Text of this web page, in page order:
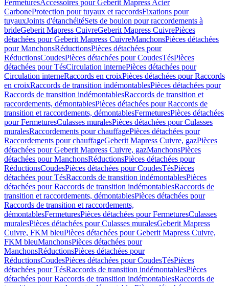
FermeturesAccessoires pour Geberit Mapress Acier
CarboneProtection pour tuyaux et raccordsFixations pour
tuyauxJoints d'étanchéitéSets de boulon pour raccordements à
brideGeberit Mapress CuivreGeberit Mapress CuivrePièces
détachées pour Geberit Mapress CuivreManchonsPièces détachées
pour ManchonsRéductionsPièces détachées pour
RéductionsCoudesPièces détachées pour CoudesTésPièces
détachées pour TésCirculation internePièces détachées pour
Circulation interneRaccords en croixPièces détachées pour Raccords
en croixRaccords de transition indémontablesPièces détachées pour
Raccords de transition indémontablesRaccords de transition et
raccordements, démontablesPièces détachées pour Raccords de
transition et raccordements, démontablesFermeturesPièces détachées
pour FermeturesCulasses muralesPièces détachées pour Culasses
muralesRaccordements pour chauffagePièces détachées pour
Raccordements pour chauffageGeberit Mapress Cuivre, gazPièces
détachées pour Geberit Mapress Cuivre, gazManchonsPièces
détachées pour ManchonsRéductionsPièces détachées pour
RéductionsCoudesPièces détachées pour CoudesTésPièces
détachées pour TésRaccords de transition indémontablesPièces
détachées pour Raccords de transition indémontablesRaccords de
transition et raccordements, démontablesPièces détachées pour
Raccords de transition et raccordements,
démontablesFermeturesPièces détachées pour FermeturesCulasses
muralesPièces détachées pour Culasses muralesGeberit Mapress
Cuivre, FKM bleuPièces détachées pour Geberit Mapress Cuivre,
FKM bleuManchonsPièces détachées pour
ManchonsRéductionsPièces détachées pour
RéductionsCoudesPièces détachées pour CoudesTésPièces
détachées pour TésRaccords de transition indémontablesPièces
détachées pour Raccords de transition indémontablesRaccords de